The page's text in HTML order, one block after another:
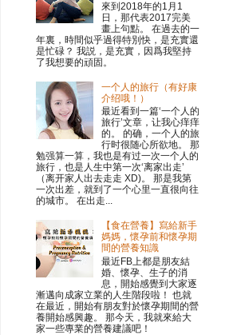
來到2018年的1月1
日，那代表2017完美
畫上句點。 在過去的一
年裏，時間似乎過得特別快，是充實還
是忙碌？ 我説，是充實，因爲我堅持
了我想要的頑固。
一个人的旅行（有好康
介绍哦！）
最近看到一篇‘一个人的
旅行’文章，让我心痒痒
的。 的确，一个人的旅
行时很随心所欲地。 那
勉强算一算，我也是有过一次一个人的
旅行，也是人生中第一次‘离家出走’
（离开家人出去走走 XD)。 那是我第
一次出差，就到了一个心里一直很向往
的城市。 在出走...
【食在營養】寫給新手
媽媽，懷孕前和懷孕期
間的營養知識
最近FB上都是朋友結
婚、懷孕、生子的消
息，開始感覺到大家逐
漸邁向成家立業的人生階段啦！ 也就
在最近，開始有朋友對於懷孕期間的營
養開始感興趣。 那今天，我就來給大
家一些專業的營養建議吧！